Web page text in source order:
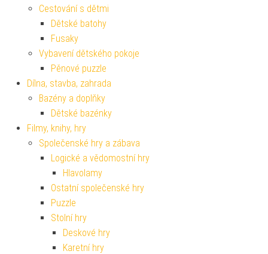
Cestování s dětmi
Dětské batohy
Fusaky
Vybavení dětského pokoje
Pěnové puzzle
Dílna, stavba, zahrada
Bazény a doplňky
Dětské bazénky
Filmy, knihy, hry
Společenské hry a zábava
Logické a vědomostní hry
Hlavolamy
Ostatní společenské hry
Puzzle
Stolní hry
Deskové hry
Karetní hry